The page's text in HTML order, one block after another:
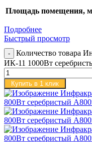
Площадь помещения,
Подробнее
Быстрый просмотр
Количество товара
ИК-11 1000Вт
Купить в 1 клик